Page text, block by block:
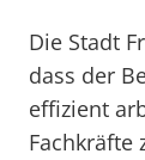
Die Stadt
dass der
effizient
Fachkräfte